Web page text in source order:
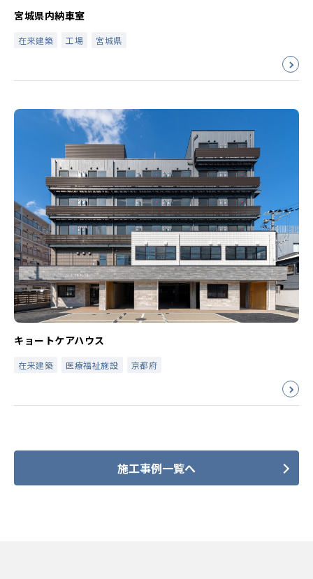
宮城県内納車室
在来建築 工場 宮城県
キョートケアハウス
在来建築 医療福祉施設 京都府
施工事例一覧へ